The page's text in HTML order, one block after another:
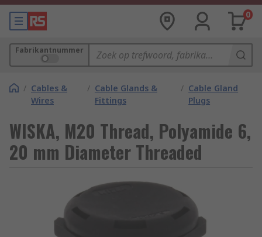
0
Fabrikantnummer
/ Cables &
Wires
/ Cable Glands &
Fittings
/ Cable Gland
Plugs
WISKA, M20 Thread, Polyamide 6,
20 mm Diameter Threaded